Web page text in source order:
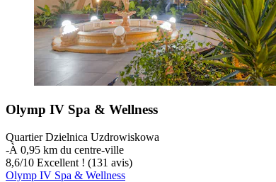
Olymp IV Spa & Wellness
Quartier Dzielnica Uzdrowiskowa
‐À 0,95 km du centre-ville
8,6/10 Excellent ! (131 avis)
Olymp IV Spa & Wellness